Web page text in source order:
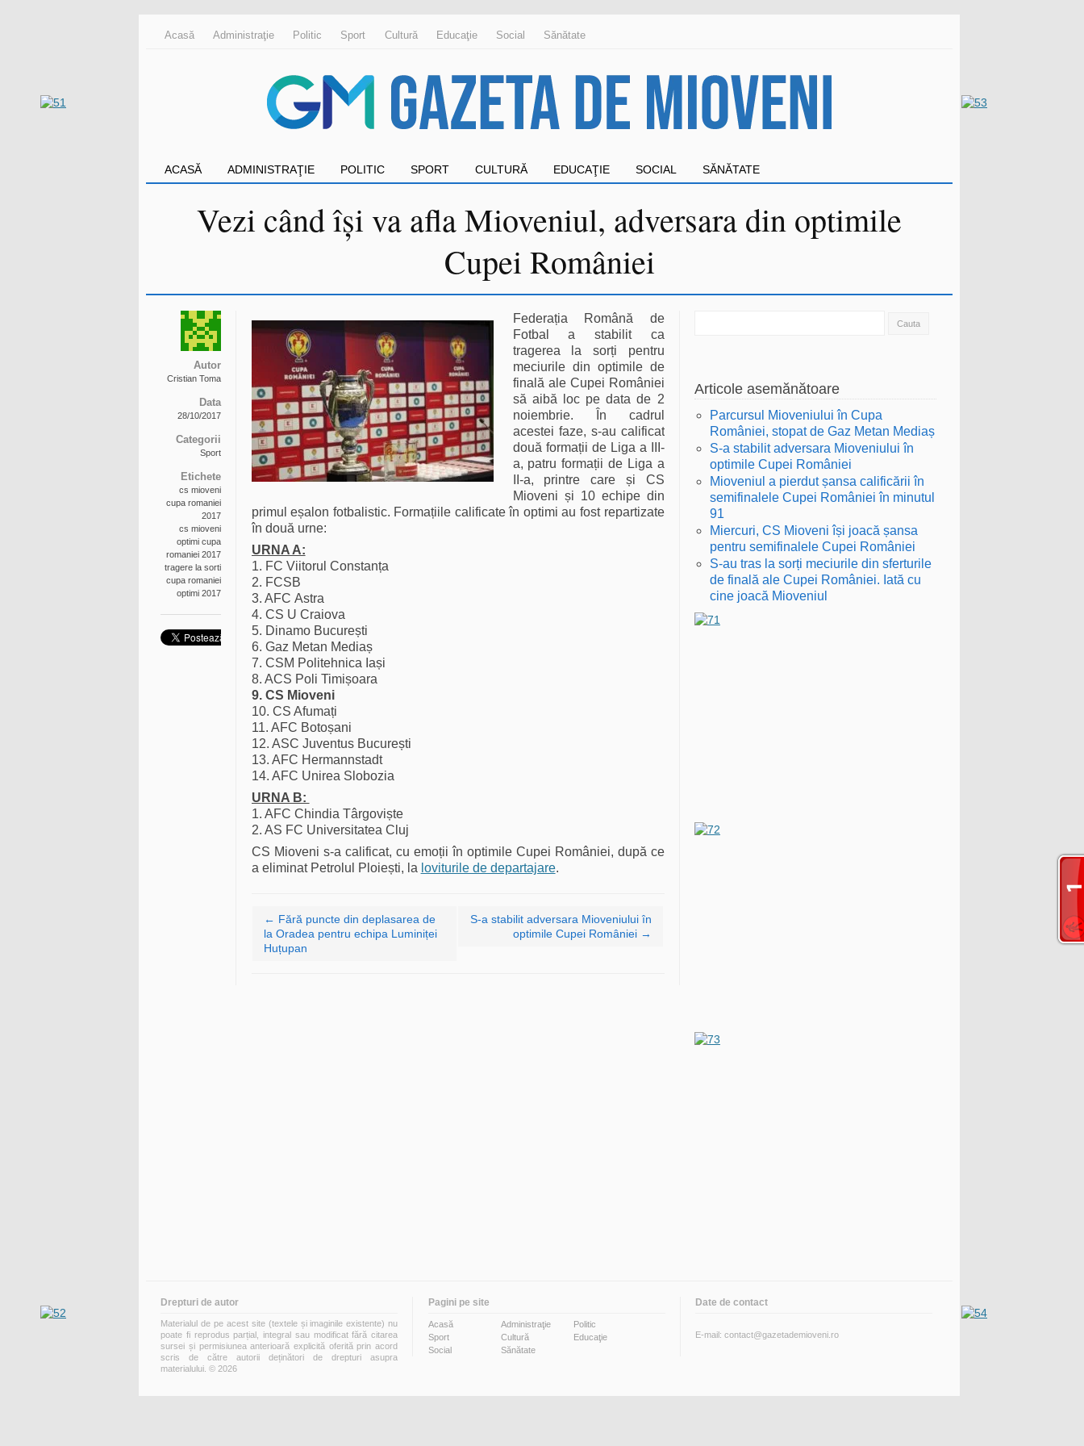
Acasă Administraţie Politic Sport Cultură Educaţie Social Sănătate
ACASĂ ADMINISTRAŢIE POLITIC SPORT CULTURĂ EDUCAŢIE SOCIAL SĂNĂTATE
Vezi când își va afla Mioveniul, adversara din optimile
Cupei României
Autor
Cristian Toma
Data
28/10/2017
Categorii
Sport
Etichete
cs mioveni
cupa romaniei
2017
cs mioveni
optimi cupa
romaniei 2017
tragere la sorti
cupa romaniei
optimi 2017
Federația Română de
Fotbal a stabilit ca
tragerea la sorți pentru
meciurile din optimile de
finală ale Cupei României
să aibă loc pe data de 2
noiembrie. În cadrul
acestei faze, s-au calificat
două formații de Liga a III-
a, patru formații de Liga a
II-a, printre care și CS
Mioveni și 10 echipe din
primul eșalon fotbalistic. Formațiile calificate în optimi au fost repartizate
în două urne:
URNA A:
1. FC Viitorul Constanța
2. FCSB
3. AFC Astra
4. CS U Craiova
5. Dinamo București
6. Gaz Metan Mediaș
7. CSM Politehnica Iași
8. ACS Poli Timișoara
9. CS Mioveni
10. CS Afumați
11. AFC Botoșani
12. ASC Juventus București
13. AFC Hermannstadt
14. AFC Unirea Slobozia
URNA B:
1. AFC Chindia Târgoviște
2. AS FC Universitatea Cluj
CS Mioveni s-a calificat, cu emoții în optimile Cupei României, după ce
a eliminat Petrolul Ploiești, la loviturile de departajare.
Navigare articole
← Fără puncte din deplasarea de
la Oradea pentru echipa Luminiței
Huțupan
S-a stabilit adversara Mioveniului în
optimile Cupei României →
Articole asemănătoare
Parcursul Mioveniului în Cupa
României, stopat de Gaz Metan Mediaș
S-a stabilit adversara Mioveniului în
optimile Cupei României
Mioveniul a pierdut șansa calificării în
semifinalele Cupei României în minutul
91
Miercuri, CS Mioveni își joacă șansa
pentru semifinalele Cupei României
S-au tras la sorți meciurile din sferturile
de finală ale Cupei României. Iată cu
cine joacă Mioveniul
Drepturi de autor
Materialul de pe acest site (textele și imaginile existente) nu
poate fi reprodus parțial, integral sau modificat fără citarea
sursei și permisiunea anterioară explicită oferită prin acord
scris de către autorii deținători de drepturi asupra
materialului. © 2026
Pagini pe site
Acasă Administraţie
Politic
Sport
Cultură
Educaţie
Social
Sănătate
Date de contact
E-mail: contact@gazetademioveni.ro